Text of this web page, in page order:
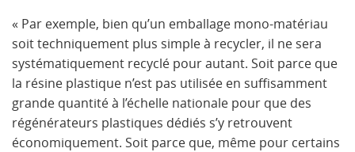
« Par exemple, bien qu’un emballage mono-matériau
soit techniquement plus simple à recycler, il ne sera
systématiquement recyclé pour autant. Soit parce que
la résine plastique n’est pas utilisée en suffisamment
grande quantité à l’échelle nationale pour que des
régénérateurs plastiques dédiés s’y retrouvent
économiquement. Soit parce que, même pour certains